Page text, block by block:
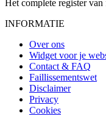
Het complete register
INFORMATIE
Over ons
Widget voor je
Contact & FAQ
Faillissementswet
Disclaimer
Privacy
Cookies